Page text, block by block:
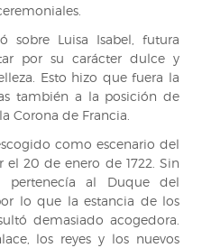
sobre Luisa Isabel, futura
por su carácter dulce y
Esto hizo que fuera la
también a la posición de
Corona de Francia.
como escenario del
20 de enero de 1722. Sin
pertenecía al Duque del
lo que la estancia de los
demasiado acogedora.
los reyes y los nuevos